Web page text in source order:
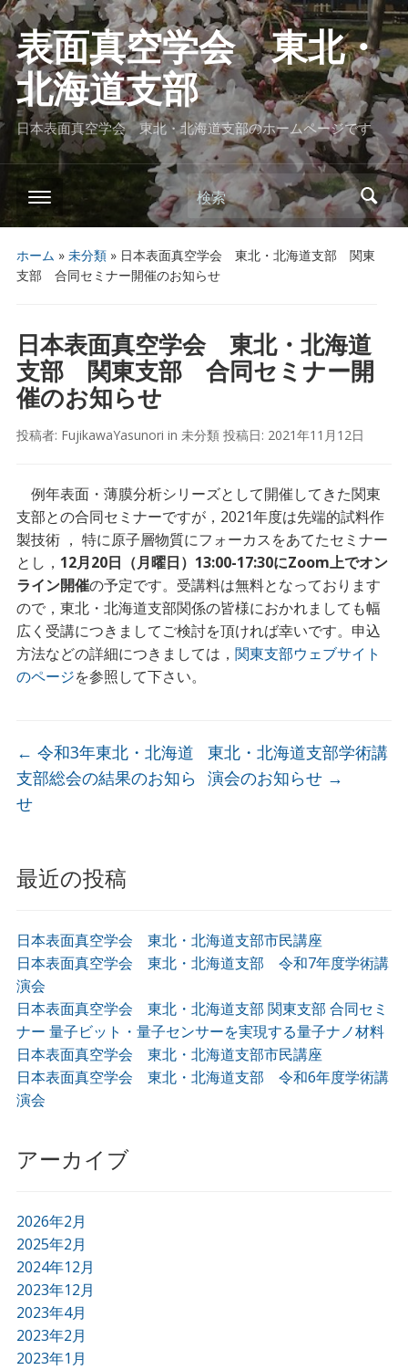
表面真空学会 東北・
北海道支部
日本表面真空学会 東北・北海道支部のホームページです
検索
ホーム » 未分類» 日本表面真空学会 東北・北海道支部 関東
支部 合同セミナー開催のお知らせ
最近の投稿
日本表面真空学会 東北・北海道支部市民講座
日本表面真空学会 東北・北海道支部 令和7年度学術講
演会
日本表面真空学会 東北・北海道支部 関東支部 合同セミ
ナー 量子ビット・量子センサーを実現する量子ナノ材料
日本表面真空学会 東北・北海道支部市民講座
日本表面真空学会 東北・北海道支部 令和6年度学術講
演会
アーカイブ
2026年2月
2025年2月
2024年12月
2023年12月
2023年4月
2023年2月
2023年1月
日本表面真空学会 東北・北海道
支部 関東支部 合同セミナー開
催のお知らせ
投稿者: FujikawaYasunori in 未分類投稿日: 2021年11月12日
例年表面・薄膜分析シリーズとして開催してきた関東
支部との合同セミナーですが，2021年度は先端的試料作
製技術 ， 特に原子層物質にフォーカスをあてたセミナー
とし， 12月20日（月曜日）13:00-17:30にZoom上でオン
ライン開催の予定です。受講料は無料となっております
ので，東北・北海道支部関係の皆様におかれましても幅
広く受講につきましてご検討を頂ければ幸いです。申込
方法などの詳細につきましては， 関東支部ウェブサイト
のページを参照して下さい。
← 令和3年東北・北海道
支部総会の結果のお知ら
せ
東北・北海道支部学術講
演会のお知らせ →